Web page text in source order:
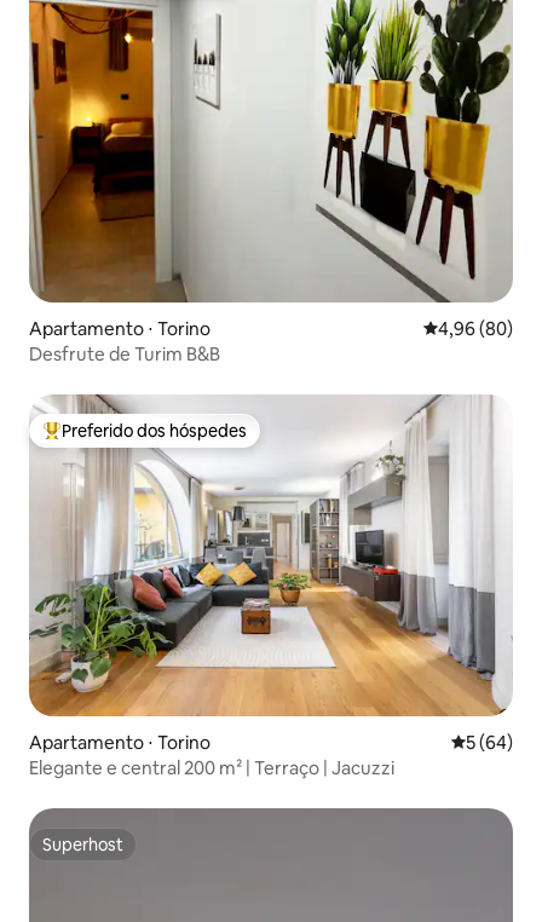
Apartamento ⋅ Torino 4,96 de uma
4,96 (80)
Desfrute de Turim B&B
Entre os melhores preferidos dos hóspedes
Preferido dos hóspedes
Apartamento ⋅ Torino 5 de uma
5 (64)
Elegante e central 200 m² | Terraço | Jacuzzi
Superhost
Superhost